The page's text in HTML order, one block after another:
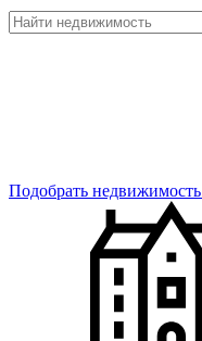
Подобрать недвижимость